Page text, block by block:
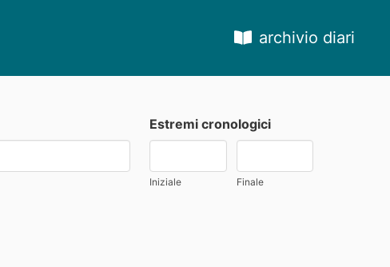
archivio diari
Estremi cronologici
Iniziale Finale